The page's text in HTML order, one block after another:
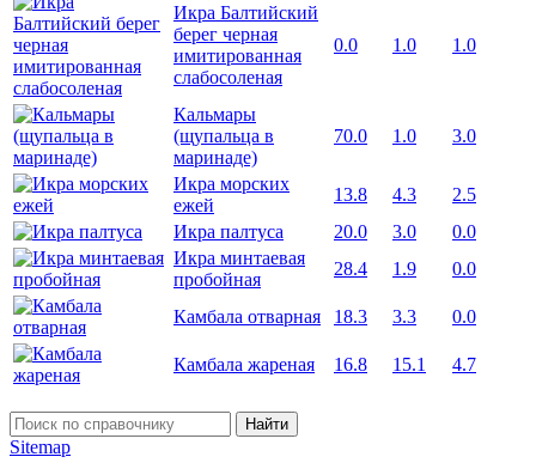
Икра Балтийский
берег черная
имитированная
слабосоленая
0.0 1.0 1.0
Кальмары
(щупальца в
маринаде)
70.0 1.0 3.0
Икра морских
ежей
13.8 4.3
2.5
Икра палтуса
20.0 3.0
0.0
Икра минтаевая
пробойная
28.4 1.9 0.0
Камбала отварная 18.3 3.3 0.0
Камбала жареная 16.8 15.1 4.7
Найти
Sitemap